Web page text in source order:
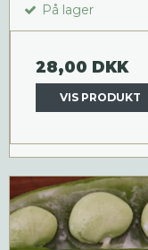
På lager
28,00 DKK
VIS PRODUKT